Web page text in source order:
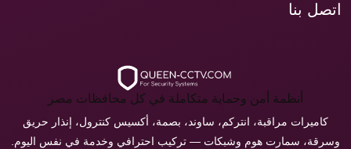
اتصل بنا
أنظمة أمن وحماية متكاملة في كل محافظات مصر
كاميرات مراقبة، انتركم، ساوند، بصمة، أكسيس كنترول، إنذار حريق
وسرقة، سمارت هوم وشبكات — تركيب احترافي وخدمة في نفس اليوم.